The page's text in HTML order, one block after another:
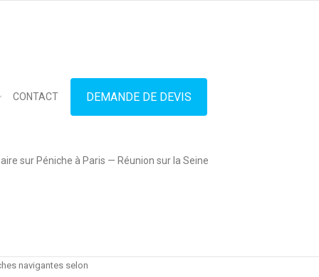
CONTACT DEMANDE DE DEVIS
sur Péniche à Paris — Réunion sur la Seine
navigantes selon